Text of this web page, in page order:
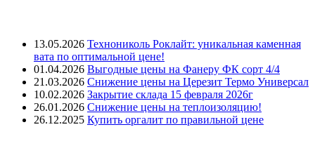
13.05.2026 Технониколь Роклайт: уникальная каменная
вата по оптимальной цене!
01.04.2026 Выгодные цены на Фанеру ФК сорт 4/4
21.03.2026 Снижение цены на Церезит Термо Универсал
10.02.2026 Закрытие склада 15 февраля 2026г
26.01.2026 Снижение цены на теплоизоляцию!
26.12.2025 Купить оргалит по правильной цене